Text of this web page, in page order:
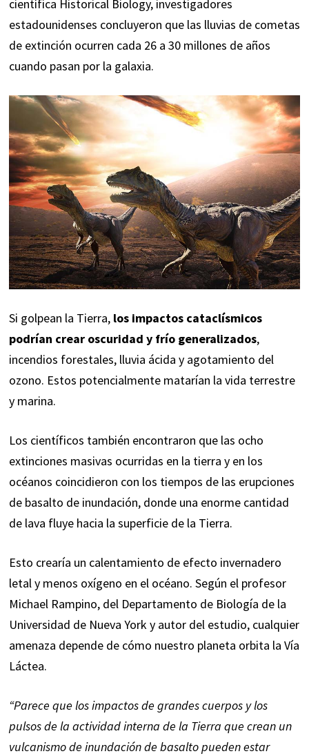
científica Historical Biology, investigadores
estadounidenses concluyeron que las lluvias de cometas
de extinción ocurren cada 26 a 30 millones de años
cuando pasan por la galaxia.
Si golpean la Tierra, los impactos cataclísmicos
podrían crear oscuridad y frío generalizados,
incendios forestales, lluvia ácida y agotamiento del
ozono. Estos potencialmente matarían la vida terrestre
y marina.
Los científicos también encontraron que las ocho
extinciones masivas ocurridas en la tierra y en los
océanos coincidieron con los tiempos de las erupciones
de basalto de inundación, donde una enorme cantidad
de lava fluye hacia la superficie de la Tierra.
Esto crearía un calentamiento de efecto invernadero
letal y menos oxígeno en el océano. Según el profesor
Michael Rampino, del Departamento de Biología de la
Universidad de Nueva York y autor del estudio, cualquier
amenaza depende de cómo nuestro planeta orbita la Vía
Láctea.
“Parece que los impactos de grandes cuerpos y los
pulsos de la actividad interna de la Tierra que crean un
vulcanismo de inundación de basalto pueden estar